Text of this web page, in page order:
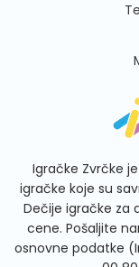
Igračke Zvrčke
igračke koje su
Dečije igračke za
cene. Pošaljite
osnovne podatke